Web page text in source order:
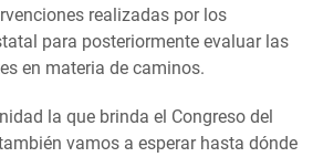
realizadas por los
para posteriormente evaluar las
en materia de caminos.
la que brinda el Congreso del
vamos a esperar hasta dónde